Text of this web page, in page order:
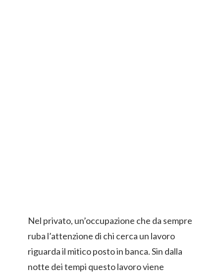
Nel privato, un’occupazione che da sempre
ruba l’attenzione di chi cerca un lavoro
riguarda il mitico posto in banca. Sin dalla
notte dei tempi questo lavoro viene